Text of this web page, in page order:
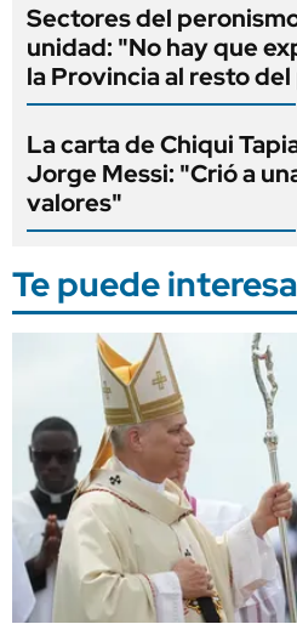
Sectores del
unidad: "No hay que
la Provincia al resto del
La carta de Chiqui
Jorge Messi: "Crió a
valores"
Te puede